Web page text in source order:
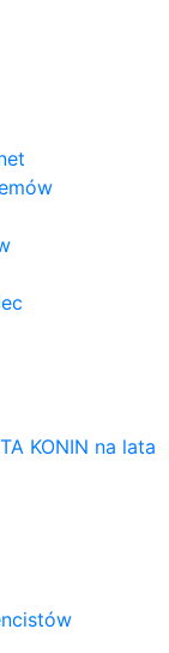
KONIN na lata